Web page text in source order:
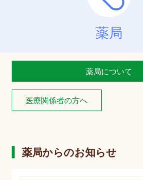
薬局
薬局について
医療関係者の方へ
薬局からのお知らせ